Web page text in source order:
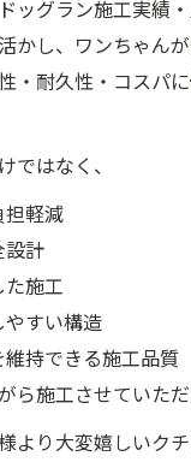
ッグラン施工実績
かし、ワンちゃん
・耐久性・コスパ
ではなく、
担軽減
設計
施工
やすい構造
持できる施工品質
ら施工させていただ
より大変嬉しいク